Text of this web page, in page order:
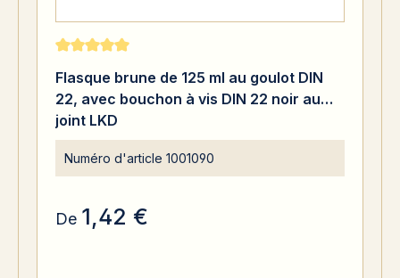
Flasque brune de 125 ml au goulot DIN
22, avec bouchon à vis DIN 22 noir au
joint LKD
Numéro d'article 1001090
De 1,42 €